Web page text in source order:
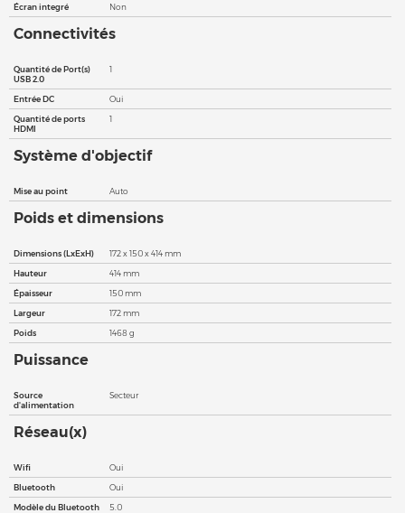
Écran integré Non
Connectivités
Quantité de Port(s)
USB 2.0
1
Entrée DC
Oui
Quantité de ports
HDMI
1
Système d'objectif
Mise au point Auto
Poids et dimensions
Dimensions (LxExH)
172 x 150 x 414 mm
Hauteur
414 mm
Épaisseur
150 mm
Largeur
172 mm
Poids
1468 g
Puissance
Source
d'alimentation
Secteur
Réseau(x)
Wifi
Oui
Bluetooth
Oui
Modèle du Bluetooth
5.0